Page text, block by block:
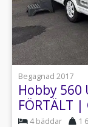
Begagnad 2017
Hobby 560
FÖRTÄLT |
4 bäddar 1